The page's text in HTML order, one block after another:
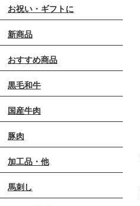
お祝い・ギフトに
新商品
おすすめ商品
黒毛和牛
国産牛肉
豚肉
加工品・他
馬刺し